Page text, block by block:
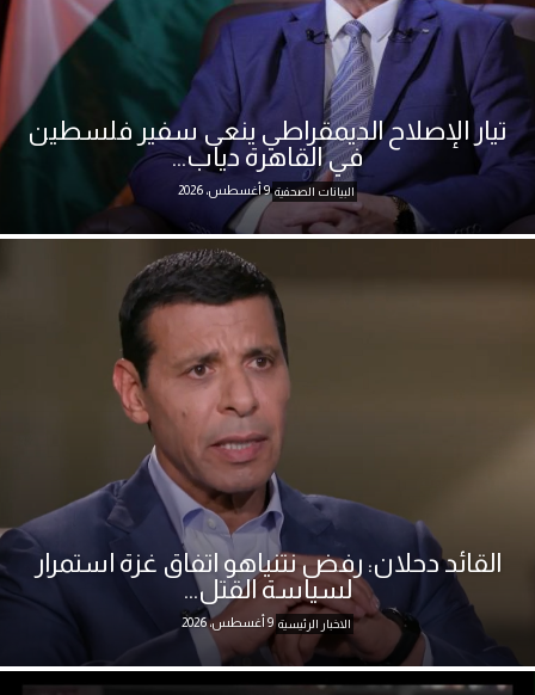
تيار الإصلاح الديمقراطي ينعى سفير فلسطين
في القاهرة دياب...
البيانات الصحفية 9 أغسطس، 2026
القائد دحلان: رفض نتنياهو اتفاق غزة استمرار
لسياسة القتل...
الاخبار الرئيسية 9 أغسطس، 2026